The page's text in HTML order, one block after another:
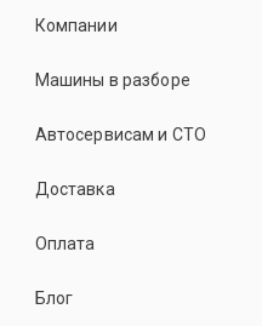
Компании
Машины в разборе
Автосервисам и СТО
Доставка
Оплата
Блог